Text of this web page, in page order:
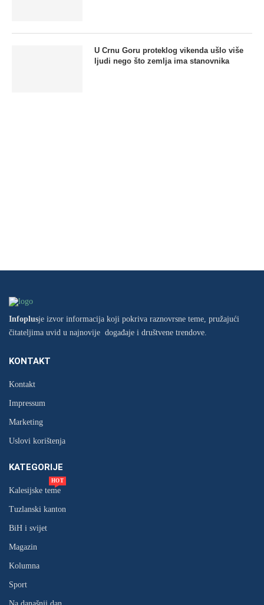
U Crnu Goru proteklog vikenda ušlo više
ljudi nego što zemlja ima stanovnika
Infoplusje izvor informacija koji pokriva raznovrsne teme, pružajući
čitateljima uvid u najnovije događaje i društvene trendove.
KONTAKT
Kontakt
Impressum
Marketing
Uslovi korištenja
KATEGORIJE
Kalesijske teme
HOT
Tuzlanski kanton
BiH i svijet
Magazin
Kolumna
Sport